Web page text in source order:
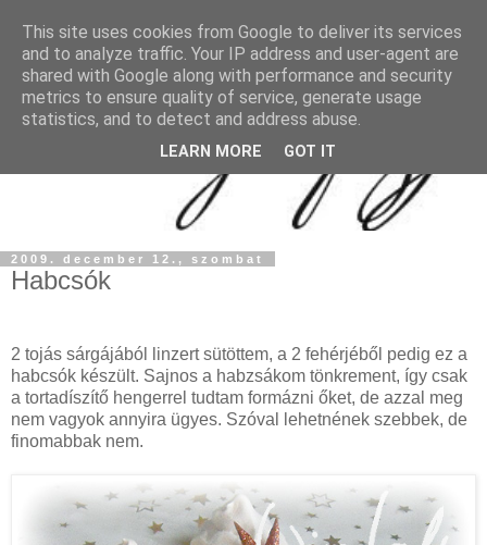
2009. december 12., szombat
Habcsók
2 tojás sárgájából linzert sütöttem, a 2 fehérjéből pedig ez a
habcsók készült. Sajnos a habzsákom tönkrement, így csak
a tortadíszítő hengerrel tudtam formázni őket, de azzal meg
nem vagyok annyira ügyes. Szóval lehetnének szebbek, de
finomabbak nem.
This site uses cookies from Google to deliver its services
and to analyze traffic. Your IP address and user-agent are
shared with Google along with performance and security
metrics to ensure quality of service, generate usage
statistics, and to detect and address abuse.
LEARN MORE GOT IT